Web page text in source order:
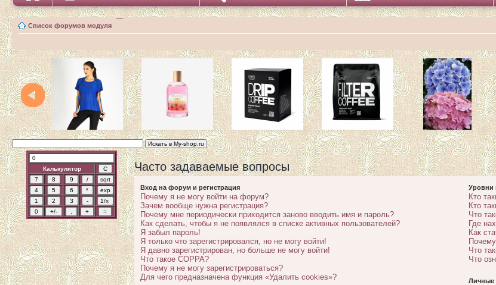
Список форумов модуля
Калькулятор Часто задаваемые вопросы
Вход на форум и регистрация
Почему я не могу войти на форум?
Зачем вообще нужна регистрация?
Почему мне периодически приходится заново вводить имя и пароль?
Как сделать, чтобы я не появлялся в списке активных пользователей?
Я забыл пароль!
Я только что зарегистрировался, но не могу войти!
Я давно зарегистрирован, но больше не могу войти!
Что такое COPPA?
Почему я не могу зарегистрироваться?
Для чего предназначена функция «Удалить cookies»?
Уровни
Кто
Кто
Что
Где
Как
Что
Что
Личные